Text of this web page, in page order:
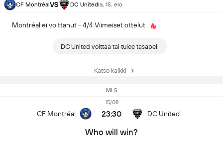
CF MontréalVS DC Unitedla, 15. elo
Montréal ei voittanut - 4/4 Viimeiset ottelut
DC United voittaa tai tulee tasapeli
Katso kaikki
MLS
CF Montréal
15/08
23:30 DC United
Who will win?